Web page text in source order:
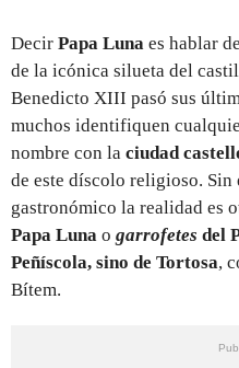
Decir Papa Luna es hablar
de la icónica silueta del
Benedicto XIII pasó sus
muchos identifiquen
nombre con la ciudad
de este díscolo religioso. Sin
gastronómico la realidad es
Papa Luna o garrofetes del
Peñíscola, sino de Tortosa,
Bítem.